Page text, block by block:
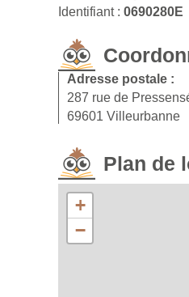
Identifiant : 0690280E
Adresse postale :
287 rue de
69601 Villeurbanne
Plan de
+
−